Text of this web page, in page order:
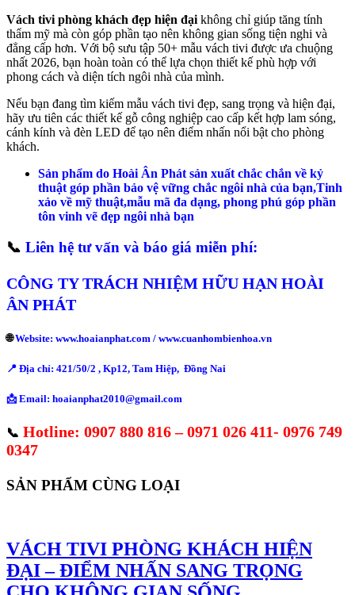
Vách tivi phòng khách đẹp hiện đại không chỉ giúp tăng tính
thẩm mỹ mà còn góp phần tạo nên không gian sống tiện nghi và
đẳng cấp hơn. Với bộ sưu tập 50+ mẫu vách tivi được ưa chuộng
nhất 2026, bạn hoàn toàn có thể lựa chọn thiết kế phù hợp với
phong cách và diện tích ngôi nhà của mình.
Nếu bạn đang tìm kiếm mẫu vách tivi đẹp, sang trọng và hiện đại,
hãy ưu tiên các thiết kế gỗ công nghiệp cao cấp kết hợp lam sóng,
cánh kính và đèn LED để tạo nên điểm nhấn nổi bật cho phòng
khách.
Sản phẩm do Hoài Ân Phát sản xuất chắc chắn về kỷ
thuật góp phần bảo vệ vững chắc ngôi nhà của bạn,Tinh
xảo về mỹ thuật,mẫu mã đa dạng, phong phú góp phần
tôn vinh vẽ đẹp ngôi nhà bạn
📞 Liên hệ tư vấn và báo giá miễn phí:
CÔNG TY TRÁCH NHIỆM HỮU HẠN HOÀI
ÂN PHÁT
🌐Website: www.hoaianphat.com / www.cuanhombienhoa.vn
📍 Địa chỉ: 421/50/2 , Kp12, Tam Hiệp, Đồng Nai
📩 Email: hoaianphat2010@gmail.com
📞 Hotline: 0907 880 816 – 0971 026 411- 0976 749
0347
SẢN PHẨM CÙNG LOẠI
VÁCH TIVI PHÒNG KHÁCH HIỆN
ĐẠI – ĐIỂM NHẤN SANG TRỌNG